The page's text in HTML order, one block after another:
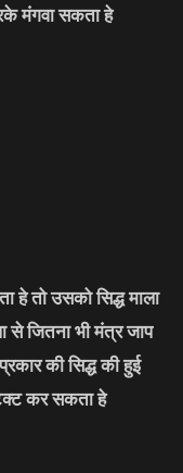
मंगवा सकता हे
हे तो उसको सिद्ध माला
से जितना भी मंत्र जाप
की सिद्ध की हुई
कर सकता हे